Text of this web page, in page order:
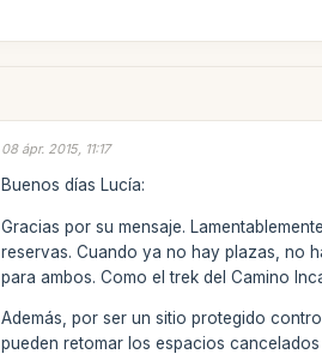
08 ápr. 2015, 11:17
Buenos días Lucía:
Gracias por su mensaje.
reservas. Cuando ya no hay plazas, no
para ambos. Como el trek del Camino
Además, por ser un sitio protegido
pueden retomar los espacios